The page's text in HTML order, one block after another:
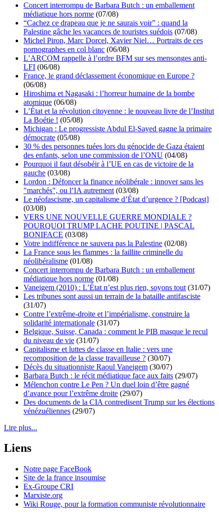
Concert interrompu de Barbara Butch : un emballement
médiatique hors norme (07/08)
“Cachez ce drapeau que je ne saurais voir” : quand la
Palestine gâche les vacances de touristes suédois (07/08)
Michel Piron, Marc Dorcel, Xavier Niel… Portraits de ces
pornographes en col blanc (06/08)
L’ARCOM rappelle à l’ordre BFM sur ses mensonges anti-
LFI (06/08)
France, le grand déclassement économique en Europe ?
(06/08)
Hiroshima et Nagasaki : l’horreur humaine de la bombe
atomique (06/08)
L’État et la révolution citoyenne : le nouveau livre de l’Institut
La Boétie ! (05/08)
Michigan : Le progressiste Abdul El-Sayed gagne la primaire
démocrate (05/08)
30 % des personnes tuées lors du génocide de Gaza étaient
des enfants, selon une commission de l’ONU (04/08)
Pourquoi il faut désobéir à l’UE en cas de victoire de la
gauche (03/08)
Lordon : Défoncer la finance néolibérale : innover sans les
"marchés", ou l’IA autrement (03/08)
Le néofascisme, un capitalisme d’État d’urgence ? [Podcast]
(03/08)
VERS UNE NOUVELLE GUERRE MONDIALE ?
POURQUOI TRUMP LACHE POUTINE | PASCAL
BONIFACE (03/08)
Votre indifférence ne sauvera pas la Palestine (02/08)
La France sous les flammes : la faillite criminelle du
néolibéralisme (01/08)
Concert interrompu de Barbara Butch : un emballement
médiatique hors norme (01/08)
Vaneigem (2010) : L’État n’est plus rien, soyons tout (31/07)
Les tribunes sont aussi un terrain de la bataille antifasciste
(31/07)
Contre l’extrême-droite et l’impérialisme, construire la
solidarité internationale (31/07)
Belgique, Suisse, Canada : comment le PIB masque le recul
du niveau de vie (31/07)
Capitalisme et luttes de classe en Italie : vers une
recomposition de la classe travailleuse ? (30/07)
Décès du situationniste Raoul Vaneigem (30/07)
Barbara Butch : le récit médiatique face aux faits (29/07)
Mélenchon contre Le Pen ? Un duel loin d’être gagné
d’avance pour l’extrême droite (29/07)
Des documents de la CIA contredisent Trump sur les élections
vénézuéliennes (29/07)
Lire plus...
Liens
Notre page FaceBook
Site de la france insoumise
Ex-Groupe CRI
Marxiste.org
Wiki Rouge, pour la formation communiste révolutionnaire